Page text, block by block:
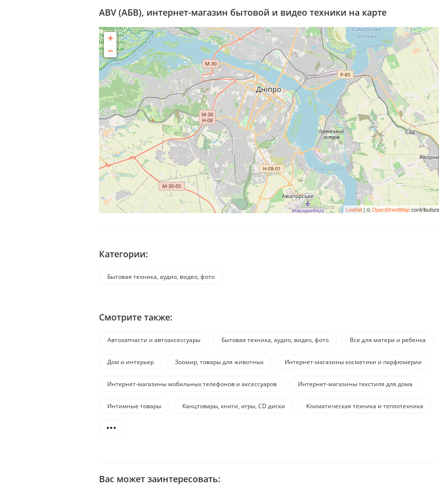
ABV (АБВ), интернет-магазин бытовой и видео техники на карте
+
−
Leaflet | ©OpenStreetMapcontributors
Категории:
Бытовая техника, аудио, видео, фото
Смотрите также:
Автозапчасти и автоаксессуары Бытовая техника, аудио, видео, фото Все для матери и ребенка
Дом и интерьер Зоомир, товары для животных Интернет-магазины косметики и парфюмерии
Интернет-магазины мобильных телефонов и аксессуаров Интернет-магазины текстиля для дома
Интимные товары Канцтовары, книги, игры, CD диски Климатическая техника и теплотехника
Вас может заинтересовать: